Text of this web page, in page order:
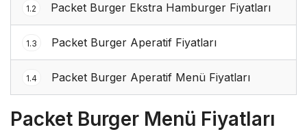
1.2 Packet Burger Ekstra Hamburger Fiyatları
1.3 Packet Burger Aperatif Fiyatları
1.4 Packet Burger Aperatif Menü Fiyatları
Packet Burger Menü Fiyatları